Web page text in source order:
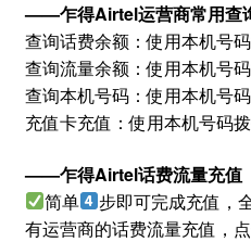
——乍得Airtel运营商常用查
查询话费余额：使用本机号
查询流量余额：使用本机号
查询本机号码：使用本机号
充值卡充值：使用本机号码
——乍得Airtel话费流量充值
简单
步即可完成充值，
有运营商的话费流量充值，